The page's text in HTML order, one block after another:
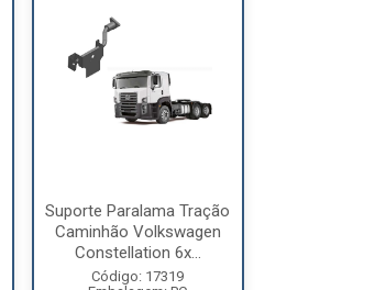
Suporte Paralama Tração
Caminhão Volkswagen
Constellation 6x...
Código: 17319